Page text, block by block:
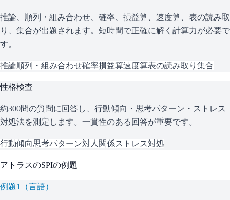
推論、順列・組み合わせ、確率、損益算、速度算、表の読み取
り、集合が出題されます。短時間で正確に解く計算力が必要で
す。
推論順列・組み合わせ確率損益算速度算表の読み取り 集合
性格検査
約300問の質問に回答し、行動傾向・思考パターン・ストレス
対処法を測定します。一貫性のある回答が重要です。
行動傾向思考パターン対人関係ストレス対処
アトラスのSPIの例題
例題1 （言語）